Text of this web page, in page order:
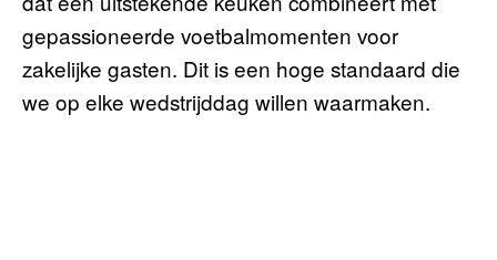
gepassioneerde voetbalmomenten voor
zakelijke gasten. Dit is een hoge standaard die
we op elke wedstrijddag willen waarmaken.